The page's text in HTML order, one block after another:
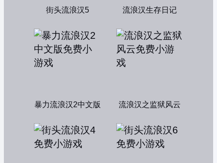
街头流浪汉5 流浪汉生存日记
暴力流浪汉2中文版 流浪汉之监狱风云